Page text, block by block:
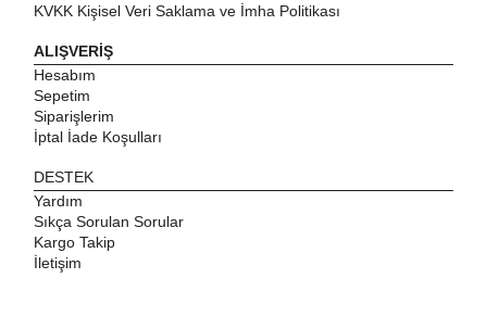
KVKK Kişisel Veri Saklama ve İmha Politikası
ALIŞVERİŞ
Hesabım
Sepetim
Siparişlerim
İptal İade Koşulları
DESTEK
Yardım
Sıkça Sorulan Sorular
Kargo Takip
İletişim